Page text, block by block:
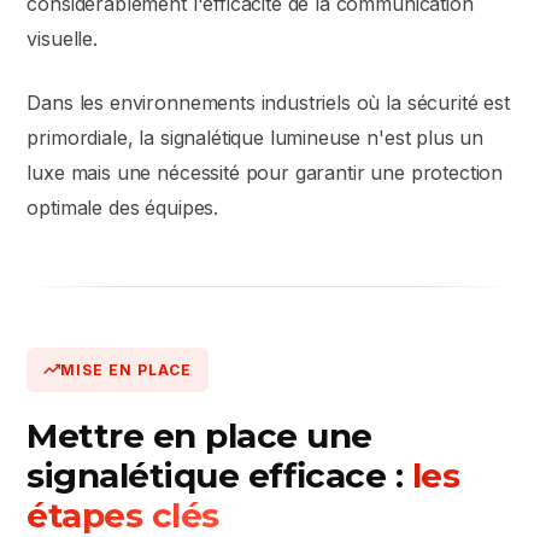
visuelle.
Dans les environnements industriels où la sécurité est
primordiale, la signalétique lumineuse n'est plus un
luxe mais une nécessité pour garantir une protection
optimale des équipes.
MISE EN PLACE
Mettre en place une
signalétique efficace : les
étapes clés